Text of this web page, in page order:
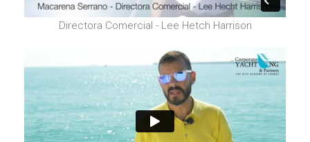
Directora Comercial - Lee Hetch Harrison